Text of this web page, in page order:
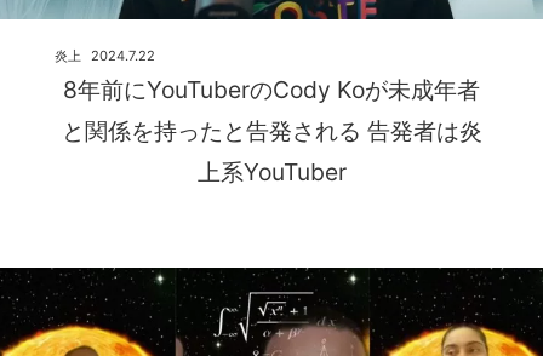
8年前にYouTuberのCody Koが未成年者
と関係を持ったと告発される 告発者は炎
上系YouTuber
2024.7.22
炎上